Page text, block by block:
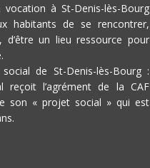
vocation à St-Denis-lès-Bourg
habitants de se rencontrer,
d’être un lieu ressource pour
de St-Denis-lès-Bourg :
reçoit l’agrément de la CAF
son « projet social » qui est